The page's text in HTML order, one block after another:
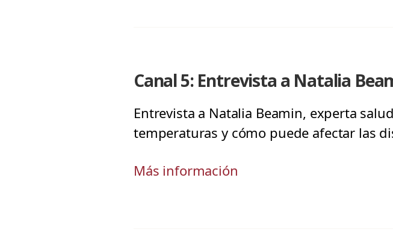
Canal 5: Entrevista a Natalia
Entrevista a Natalia Beamin, experta
temperaturas y cómo puede afectar las
Más información